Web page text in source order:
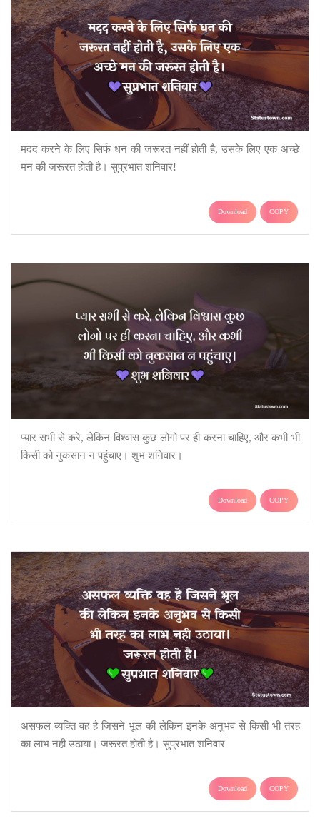
मदद करने के लिए सिर्फ धन की जरूरत नहीं होती है, उसके लिए एक अच्छे
मन की जरूरत होती है। सुप्रभात शनिवार!
Download COPY
प्यार सभी से करे, लेकिन विश्वास कुछ लोगो पर ही करना चाहिए, और कभी भी
किसी को नुकसान न पहुंचाए। शुभ शनिवार।
Download COPY
असफल व्यक्ति वह है जिसने भूल की लेकिन इनके अनुभव से किसी भी तरह
का लाभ नही उठाया। जरूरत होती है। सुप्रभात शनिवार
Download COPY